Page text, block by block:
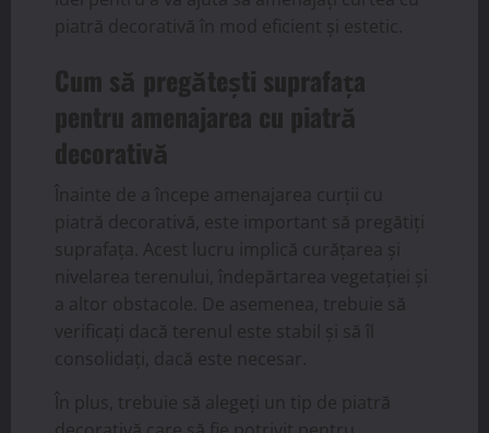
piatră decorativă în mod eficient și estetic.
Cum să pregătești suprafața
pentru amenajarea cu piatră
decorativă
Înainte de a începe amenajarea curții cu
piatră decorativă, este important să pregătiți
suprafața. Acest lucru implică curățarea și
nivelarea terenului, îndepărtarea vegetației și
a altor obstacole. De asemenea, trebuie să
verificați dacă terenul este stabil și să îl
consolidați, dacă este necesar.
În plus, trebuie să alegeți un tip de piatră